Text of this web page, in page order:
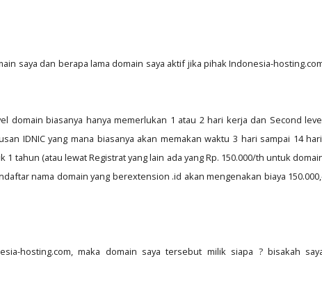
saya dan berapa lama domain saya aktif jika pihak Indonesia-
domain biasanya hanya memerlukan 1 atau 2 hari kerja dan Second
IDNIC yang mana biasanya akan memakan waktu 3 hari sampai 14
1 tahun (atau lewat Registrat yang lain ada yang Rp. 150.000/th untuk
nama domain yang berextension .id akan mengenakan biaya
hosting.com, maka domain saya tersebut milik siapa ? bisakah